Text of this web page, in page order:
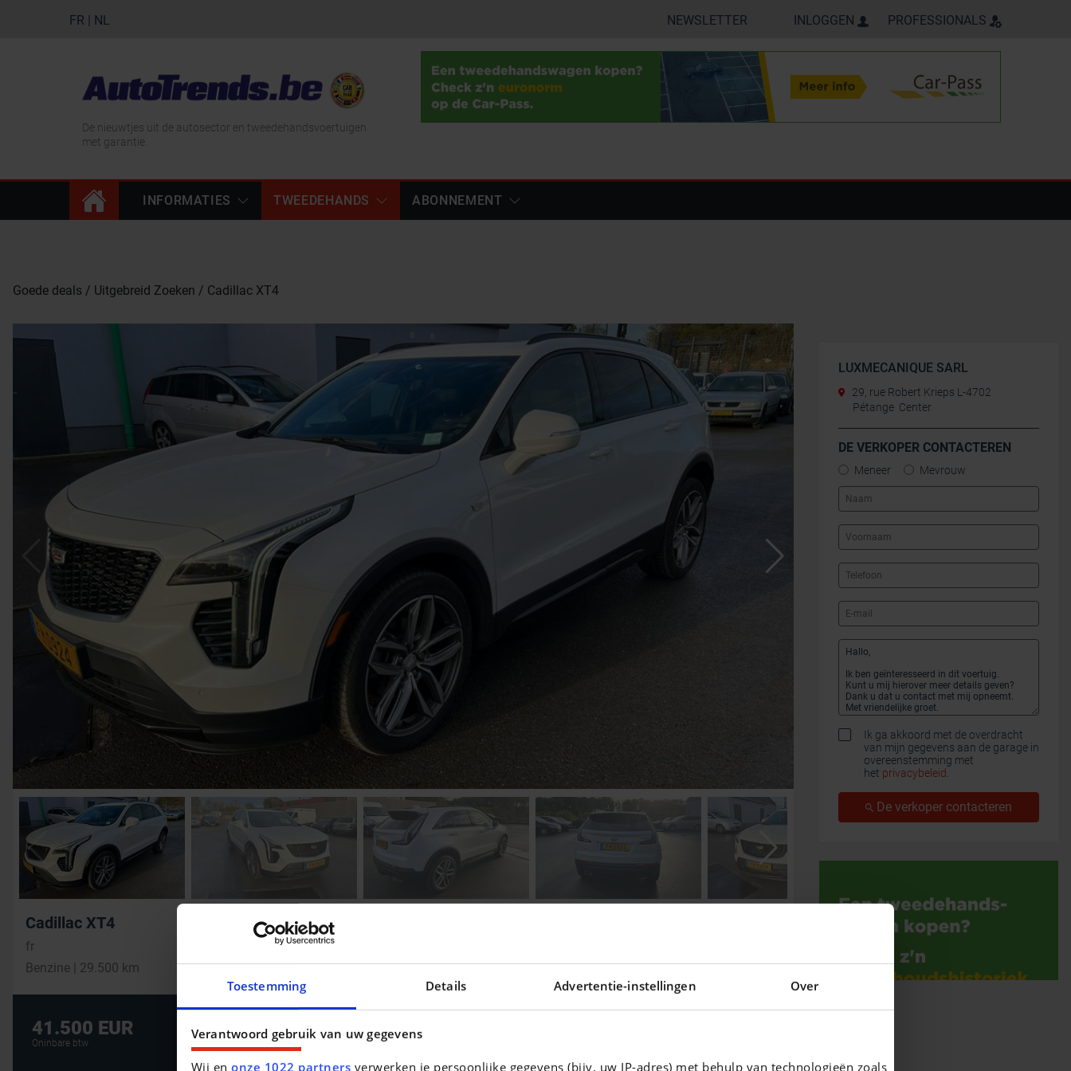
Toestemming Details Advertentie-instellingen Over
Verantwoord gebruik van uw gegevens
Wij enonze 1022 partners verwerken je persoonlijke gegevens (bijv. uw IP-adres) met behulp van technologieën zoals
FR | NL NEWSLETTER INLOGGEN PROFESSIONALS
De nieuwtjes uit de autosector en tweedehandsvoertuigen
met garantie.
INFORMATIES TWEEDEHANDS ABONNEMENT
Goede deals Uitgebreid Zoeken Cadillac XT4
Cadillac XT4
fr
Benzine | 29.500 km
41.500 EUR
Oninbare btw
LUXMECANIQUE SARL
29, rue Robert Krieps L-4702
Pétange Center
DE VERKOPER CONTACTEREN
Meneer Mevrouw
Ik ga akkoord met de overdracht
van mijn gegevens aan de garage in
overeenstemming met
het privacybeleid
De verkoper contacteren